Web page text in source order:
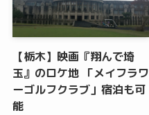
【栃木】映画『翔んで埼
玉』のロケ地 「メイフラワ
ーゴルフクラブ」宿泊も可
能